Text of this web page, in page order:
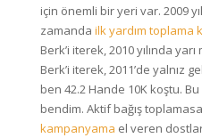
için önemli bir yeri var. 2009
zamanda ilk yardım toplama
Berk’i iterek, 2010 yılında
Berk’i iterek, 2011’de yalnız
ben 42.2 Hande 10K koştu.
bendim. Aktif bağış
kampanyama el veren